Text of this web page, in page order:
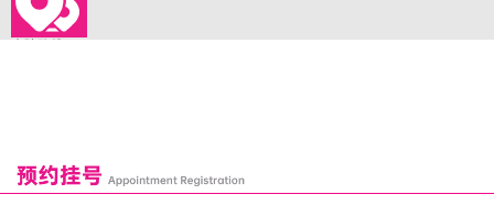
恒乐口腔诊所
富港口腔诊所